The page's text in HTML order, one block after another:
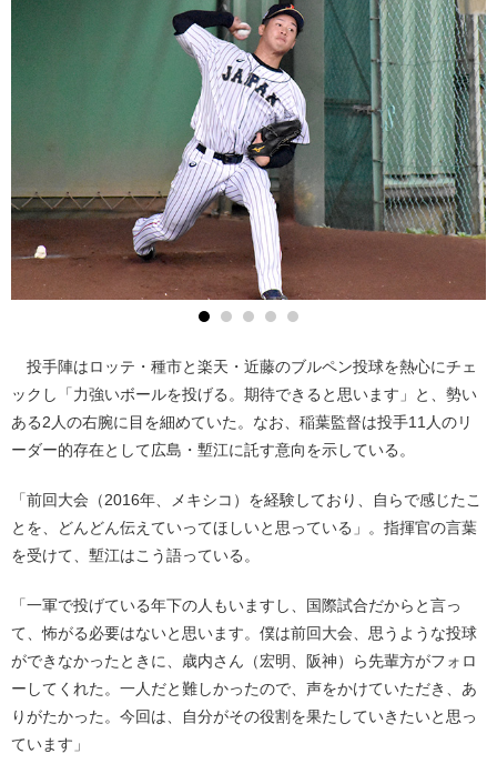
投手陣はロッテ・種市と楽天・近藤のブルペン投球を熱心にチェ
ックし「力強いボールを投げる。期待できると思います」と、勢い
ある2人の右腕に目を細めていた。なお、稲葉監督は投手11人のリ
ーダー的存在として広島・塹江に託す意向を示している。
「前回大会（2016年、メキシコ）を経験しており、自らで感じたこ
とを、どんどん伝えていってほしいと思っている」。指揮官の言葉
を受けて、塹江はこう語っている。
「一軍で投げている年下の人もいますし、国際試合だからと言っ
て、怖がる必要はないと思います。僕は前回大会、思うような投球
ができなかったときに、歳内さん（宏明、阪神）ら先輩方がフォロ
ーしてくれた。一人だと難しかったので、声をかけていただき、あ
りがたかった。今回は、自分がその役割を果たしていきたいと思っ
ています」